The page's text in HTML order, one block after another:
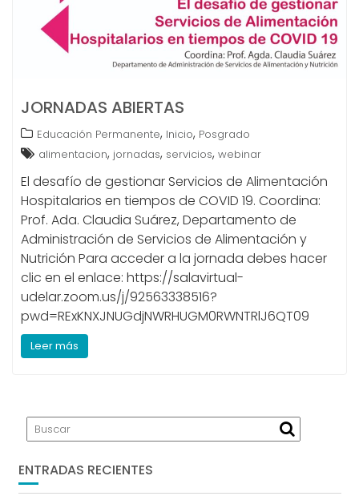
JORNADAS ABIERTAS
Educación Permanente, Inicio, Posgrado
alimentacion, jornadas, servicios, webinar
El desafío de gestionar Servicios de Alimentación
Hospitalarios en tiempos de COVID 19. Coordina:
Prof. Ada. Claudia Suárez, Departamento de
Administración de Servicios de Alimentación y
Nutrición Para acceder a la jornada debes hacer
clic en el enlace: https://salavirtual-
udelar.zoom.us/j/92563338516?
pwd=RExKNXJNUGdjNWRHUGM0RWNTRlJ6QT09
Leer más
ENTRADAS RECIENTES